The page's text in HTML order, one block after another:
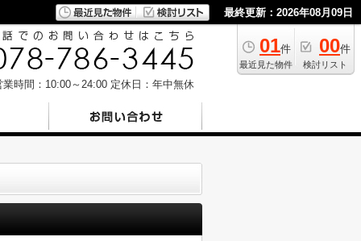
最終更新：2026年08月09日
01件
最近見た物件
00件
検討リスト
業時間：10:00～24:00 定休日：年中無休